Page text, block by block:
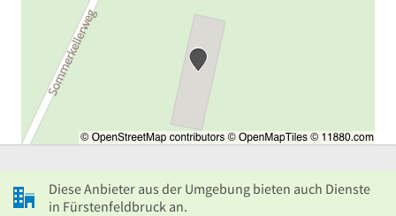
Diese Anbieter aus der Umgebung bieten auch Dienste
in Fürstenfeldbruck an.